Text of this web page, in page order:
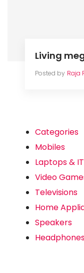
Living
Posted by Raja
Categories
Mobiles
Laptops &
Video
Televisions
Home
Speakers